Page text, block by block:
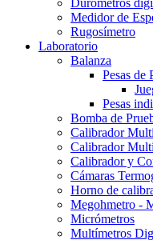
Durómetros
Medidor de
Rugosímetro
Laboratorio
Balanza
Pesas de
Pesas
Bomba de
Calibrador
Calibrador
Calibrador y
Cámaras
Horno de
Megohmetro -
Micrómetros
Multímetros